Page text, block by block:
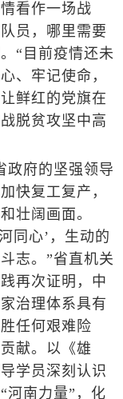
看作一场战
员，哪里需要
“目前疫情还未
、牢记使命，
鲜红的党旗在
脱贫攻坚中高
府的坚强领导
快复工复产，
壮阔画面。
同心’，生动的
志。”省直机关
再次证明，中
治理体系具有
任何艰难险
献。以《雄
学员深刻认识
河南力量”，化